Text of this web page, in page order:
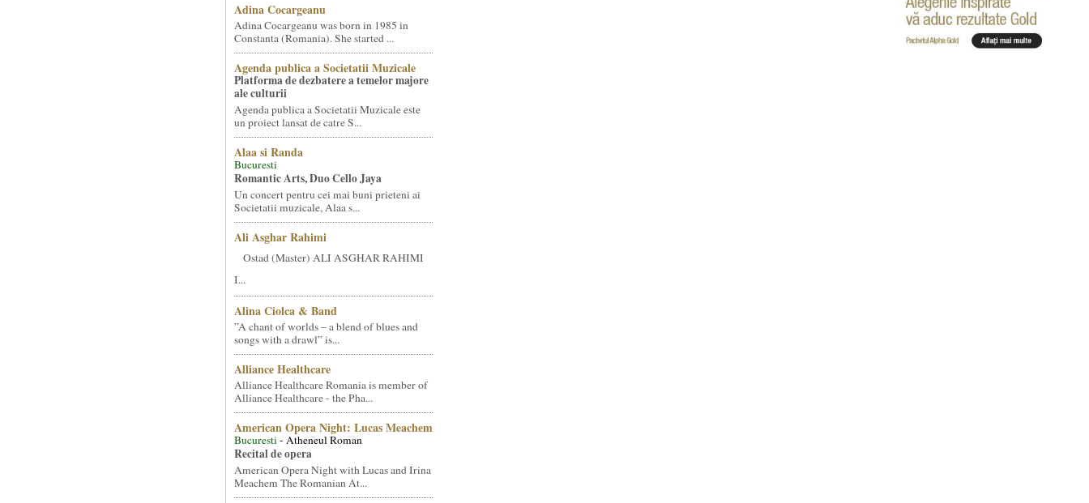
Adina Cocargeanu
Adina Cocargeanu was born in 1985 in
Constanta (Romania). She started ...
Agenda publica a Societatii Muzicale
Platforma de dezbatere a temelor majore
ale culturii
Agenda publica a Societatii Muzicale este
un proiect lansat de catre S...
Alaa si Randa
Bucuresti
Romantic Arts, Duo Cello Jaya
Un concert pentru cei mai buni prieteni ai
Societatii muzicale, Alaa s...
Ali Asghar Rahimi
Ostad (Master) ALI ASGHAR RAHIMI
I...
Alina Ciolca & Band
”A chant of worlds – a blend of blues and
songs with a drawl” is...
Alliance Healthcare
Alliance Healthcare Romania is member of
Alliance Healthcare - the Pha...
American Opera Night: Lucas Meachem
Bucuresti- Atheneul Roman
Recital de opera
American Opera Night with Lucas and Irina
Meachem The Romanian At...